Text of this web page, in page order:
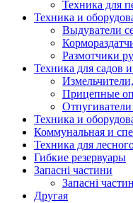
Техника для
Техника и
Выдуватели
Размотчики
Техника для садов
Прицепные
Техника и
Коммунальная и
Техника для
Гибкие резервуары
Запасні частини
Запасні
Другая